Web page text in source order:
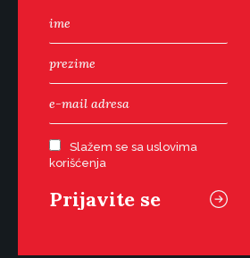
Slažem se sa uslovima
korišćenja